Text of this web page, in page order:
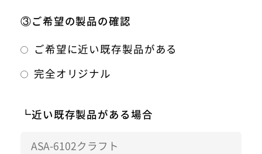
③ご希望の製品の確認
ご希望に近い既存製品がある
完全オリジナル
┗近い既存製品がある場合